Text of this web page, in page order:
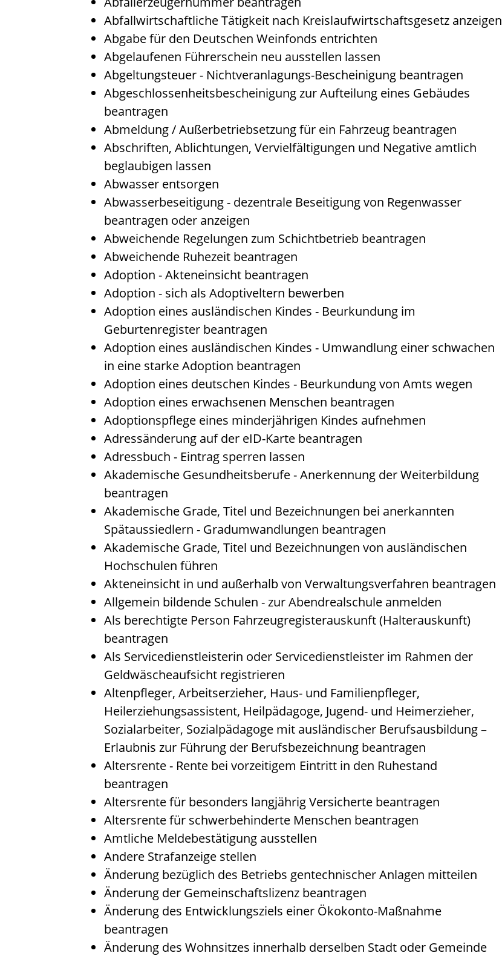
Abfallwirtschaftliche Tätigkeit nach Kreislaufwirtschaftsgesetz anzeigen
Abgabe für den Deutschen Weinfonds entrichten
Abgelaufenen Führerschein neu ausstellen lassen
Abgeltungsteuer - Nichtveranlagungs-Bescheinigung beantragen
Abgeschlossenheitsbescheinigung zur Aufteilung eines Gebäudes
beantragen
Abmeldung / Außerbetriebsetzung für ein Fahrzeug beantragen
Abschriften, Ablichtungen, Vervielfältigungen und Negative amtlich
beglaubigen lassen
Abwasser entsorgen
Abwasserbeseitigung - dezentrale Beseitigung von Regenwasser
beantragen oder anzeigen
Abweichende Regelungen zum Schichtbetrieb beantragen
Abweichende Ruhezeit beantragen
Adoption - Akteneinsicht beantragen
Adoption - sich als Adoptiveltern bewerben
Adoption eines ausländischen Kindes - Beurkundung im
Geburtenregister beantragen
Adoption eines ausländischen Kindes - Umwandlung einer schwachen
in eine starke Adoption beantragen
Adoption eines deutschen Kindes - Beurkundung von Amts wegen
Adoption eines erwachsenen Menschen beantragen
Adoptionspflege eines minderjährigen Kindes aufnehmen
Adressänderung auf der eID-Karte beantragen
Adressbuch - Eintrag sperren lassen
Akademische Gesundheitsberufe - Anerkennung der Weiterbildung
beantragen
Akademische Grade, Titel und Bezeichnungen bei anerkannten
Spätaussiedlern - Gradumwandlungen beantragen
Akademische Grade, Titel und Bezeichnungen von ausländischen
Hochschulen führen
Akteneinsicht in und außerhalb von Verwaltungsverfahren beantragen
Allgemein bildende Schulen - zur Abendrealschule anmelden
Als berechtigte Person Fahrzeugregisterauskunft (Halterauskunft)
beantragen
Als Servicedienstleisterin oder Servicedienstleister im Rahmen der
Geldwäscheaufsicht registrieren
Altenpfleger, Arbeitserzieher, Haus- und Familienpfleger,
Heilerziehungsassistent, Heilpädagoge, Jugend- und Heimerzieher,
Sozialarbeiter, Sozialpädagoge mit ausländischer Berufsausbildung –
Erlaubnis zur Führung der Berufsbezeichnung beantragen
Altersrente - Rente bei vorzeitigem Eintritt in den Ruhestand
beantragen
Altersrente für besonders langjährig Versicherte beantragen
Altersrente für schwerbehinderte Menschen beantragen
Amtliche Meldebestätigung ausstellen
Andere Strafanzeige stellen
Änderung bezüglich des Betriebs gentechnischer Anlagen mitteilen
Änderung der Gemeinschaftslizenz beantragen
Änderung des Entwicklungsziels einer Ökokonto-Maßnahme
beantragen
Änderung des Wohnsitzes innerhalb derselben Stadt oder Gemeinde